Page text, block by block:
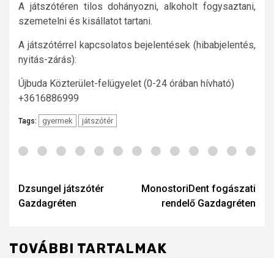
A játszótéren tilos dohányozni, alkoholt fogysaztani,
szemetelni és kisállatot tartani.
A játszótérrel kapcsolatos bejelentések (hibabjelentés,
nyitás-zárás):
Újbuda Közterület-felügyelet (0-24 órában hívható)
+3616886999
Tags: gyermek játszótér
navigation
Dzsungel játszótér
Gazdagréten
MonostoriDent fogászati
rendelő Gazdagréten
TOVÁBBI TARTALMAK